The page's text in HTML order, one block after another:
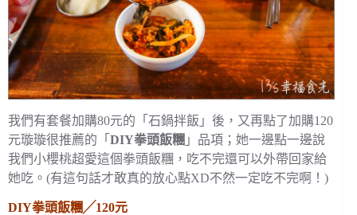
我們有套餐加購80元的「石鍋拌飯」後，又再點了加購120
元璇璇很推薦的「 DIY拳頭飯糰 」品項；她一邊點一邊說
我們小櫻桃超愛這個拳頭飯糰，吃不完還可以外帶回家給
她吃。(有這句話才敢真的放心點XD不然一定吃不完啊！)
DIY拳頭飯糰╱120元